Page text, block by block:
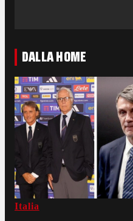
DALLA HOME
Italia